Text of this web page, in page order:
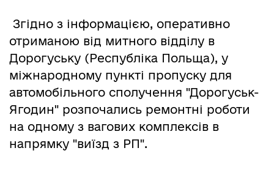
Згідно з інформацією, оперативно
отриманою від митного відділу в
Дорогуську (Республіка Польща), у
міжнародному пункті пропуску для
автомобільного сполучення "Дорогуськ-
Ягодин" розпочались ремонтні роботи
на одному з вагових комплексів в
напрямку "виїзд з РП".